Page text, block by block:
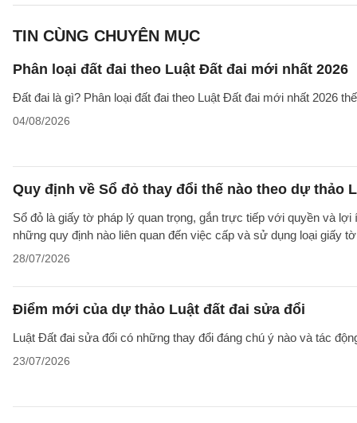
TIN CÙNG CHUYÊN MỤC
Phân loại đất đai theo Luật Đất đai mới nhất 2026
Đất đai là gì? Phân loại đất đai theo Luật Đất đai mới nhất 2026
04/08/2026
Quy định về Sổ đỏ thay đổi thế nào theo dự thảo
Sổ đỏ là giấy tờ pháp lý quan trọng, gắn trực tiếp với quyền và
những quy định nào liên quan đến việc cấp và sử dụng loại giấy
28/07/2026
Điểm mới của dự thảo Luật đất đai sửa đổi
Luật Đất đai sửa đổi có những thay đổi đáng chú ý nào và tác
23/07/2026